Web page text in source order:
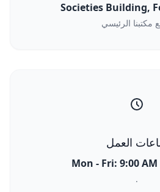
Societies Building,
مكتبنا الرئيسي
العمل
Mon - Fri: 9:00 AM
.